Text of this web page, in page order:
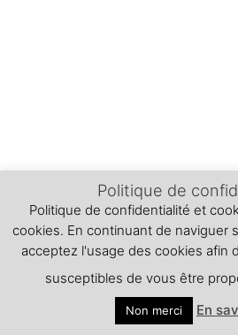
Politique de
Politique de confidentialité et
cookies. En continuant de naviguer
acceptez l'usage des cookies afin
susceptibles de vous être
Non merci En